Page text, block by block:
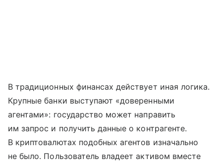
В традиционных финансах действует иная логика.
Крупные банки выступают «доверенными
агентами»: государство может направить
им запрос и получить данные о контрагенте.
В криптовалютах подобных агентов изначально
не было. Пользователь владеет активом вместе